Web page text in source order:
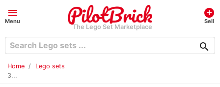
menu
Menu
The Lego Set Marketplace
add_circle
Sell
search
Home
Lego sets
3...